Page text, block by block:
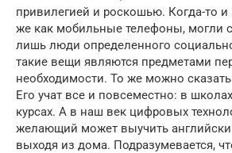
привилегией и роскошью. Когда-то
же как мобильные телефоны, могли
лишь люди определенного
такие вещи являются предметами
необходимости. То же можно
Его учат все и повсеместно: в
курсах. А в наш век цифровых
желающий может выучить
выходя из дома. Подразумевается,